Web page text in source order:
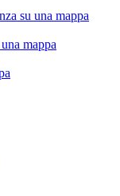
su una mappa
mappa